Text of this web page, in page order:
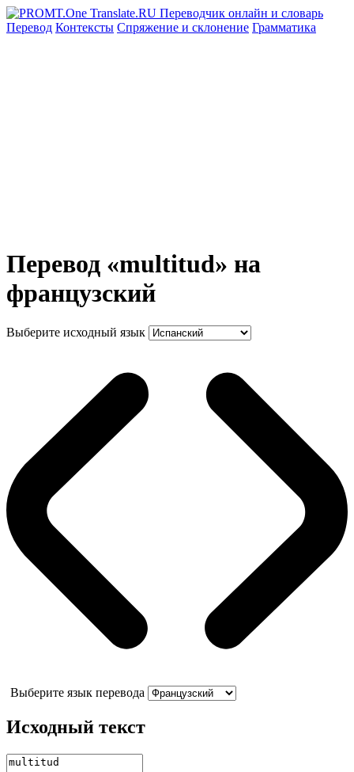
Перевод Контексты Спряжение и склонение Грамматика
Перевод «multitud» на
французский
Выберите исходный язык
Выберите язык перевода
Исходный текст